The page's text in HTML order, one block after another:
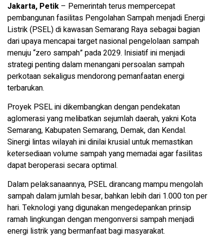
Jakarta, Petik – Pemerintah terus mempercepat
pembangunan fasilitas Pengolahan Sampah menjadi Energi
Listrik (PSEL) di kawasan Semarang Raya sebagai bagian
dari upaya mencapai target nasional pengelolaan sampah
menuju “zero sampah” pada 2029. Inisiatif ini menjadi
strategi penting dalam menangani persoalan sampah
perkotaan sekaligus mendorong pemanfaatan energi
terbarukan.
Proyek PSEL ini dikembangkan dengan pendekatan
aglomerasi yang melibatkan sejumlah daerah, yakni Kota
Semarang, Kabupaten Semarang, Demak, dan Kendal.
Sinergi lintas wilayah ini dinilai krusial untuk memastikan
ketersediaan volume sampah yang memadai agar fasilitas
dapat beroperasi secara optimal.
Dalam pelaksanaannya, PSEL dirancang mampu mengolah
sampah dalam jumlah besar, bahkan lebih dari 1.000 ton per
hari. Teknologi yang digunakan mengedepankan prinsip
ramah lingkungan dengan mengonversi sampah menjadi
energi listrik yang bermanfaat bagi masyarakat.